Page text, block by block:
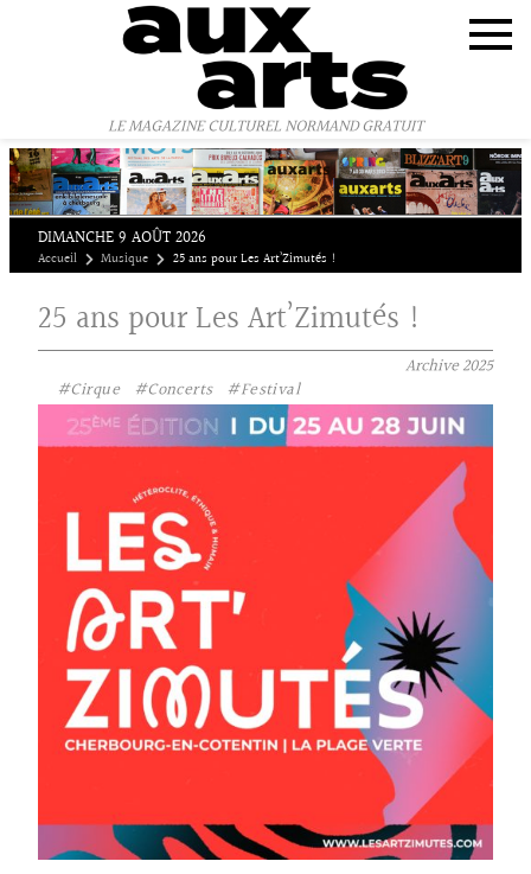
LE MAGAZINE CULTUREL NORMAND GRATUIT
DIMANCHE 9 AOÛT 2026
Accueil Musique 25 ans pour Les Art’Zimutés !
25 ans pour Les Art’Zimutés !
Archive2025
#Cirque
#Concerts #Festival
Panneau de gestion des cookies